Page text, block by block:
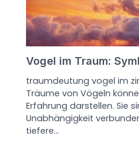
Vogel im Traum:
traumdeutung vogel im
Träume von Vögeln
Erfahrung darstellen. Sie
Unabhängigkeit
tiefere…